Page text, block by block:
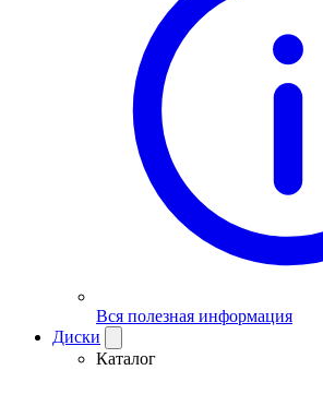
Вся полезная информация
Диски
Каталог